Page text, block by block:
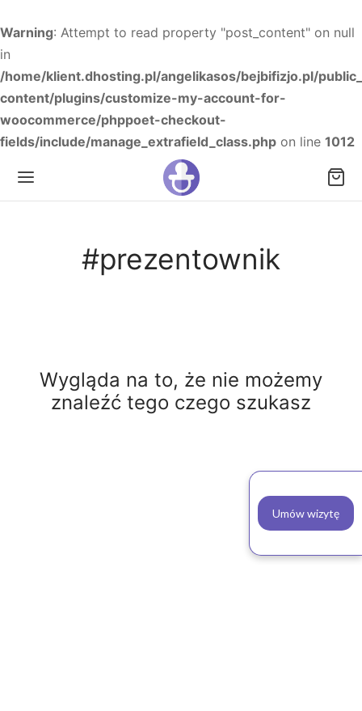
Warning: Attempt to read property "post_content" on null
in
/home/klient.dhosting.pl/angelikasos/bejbifizjo.pl/
content/plugins/customize-my-account-for-
woocommerce/phppoet-checkout-
fields/include/manage_extrafield_class.php on line 1012
#prezentownik
Wygląda na to, że nie możemy
znaleźć tego czego szukasz
Umów wizytę